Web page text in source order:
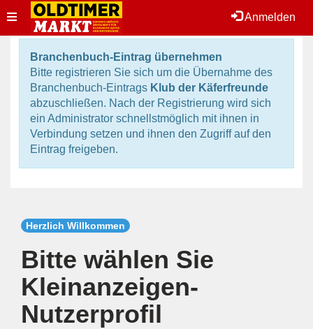
Anmelden
Toggle
navigationBranchenbuch-Eintrag übernehmen
Bitte registrieren Sie sich um die Übernahme des
Branchenbuch-Eintrags Klub der Käferfreunde
abzuschließen. Nach der Registrierung wird sich
ein Administrator schnellstmöglich mit ihnen in
Verbindung setzen und ihnen den Zugriff auf den
Eintrag freigeben.
Herzlich Willkommen
Bitte wählen Sie
Kleinanzeigen-
Nutzerprofil